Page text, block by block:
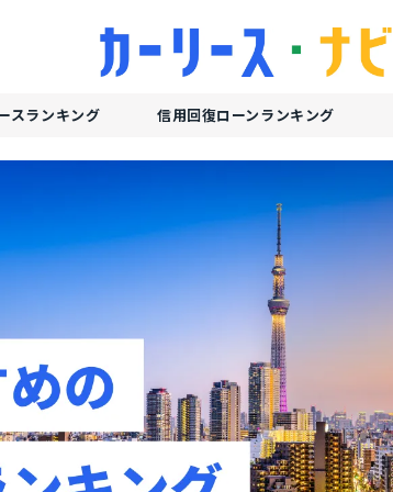
スランキング 信用回復ローンランキング